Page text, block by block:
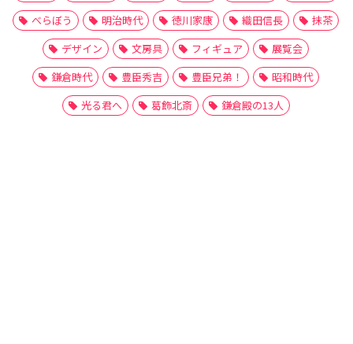
べらぼう
明治時代 徳川家康 織田信長
抹茶
デザイン
文房具 フィギュア
展覧会
鎌倉時代
豊臣秀吉 豊臣兄弟！
昭和時代
光る君へ
葛飾北斎 鎌倉殿の13人